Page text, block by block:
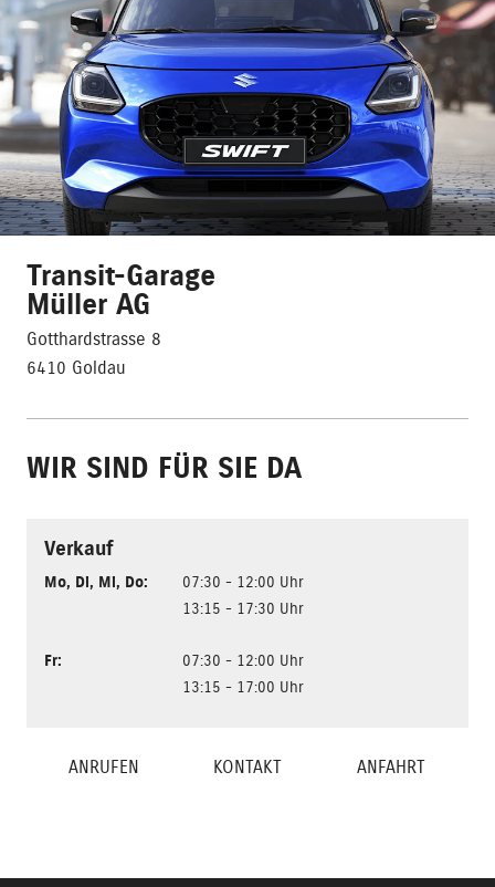
Transit-Garage
Müller AG
Gotthardstrasse 8
6410 Goldau
WIR SIND FÜR SIE DA
Verkauf
Mo, Di, Mi, Do:
07:30 - 12:00 Uhr
13:15 - 17:30 Uhr
Fr:
07:30 - 12:00 Uhr
13:15 - 17:00 Uhr
ANRUFEN KONTAKT ANFAHRT